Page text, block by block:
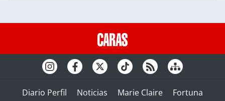
Diario Perfil Noticias Marie Claire Fortuna